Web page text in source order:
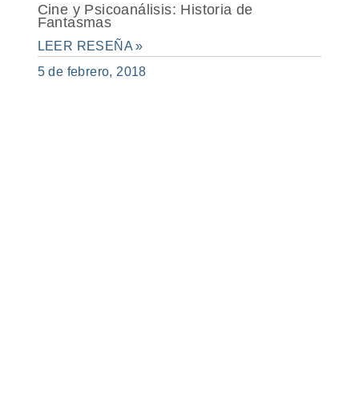
Cine y Psicoanálisis: Historia de
Fantasmas
LEER RESEÑA »
5 de febrero, 2018